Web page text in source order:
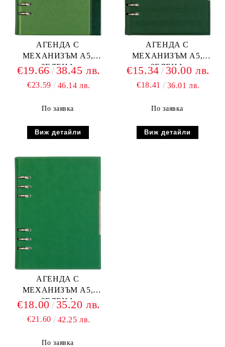
АГЕНДА С
МЕХАНИЗЪМ А5,
ЗЕЛЕНА
€19.66 38.45 лв.
€23.59 46.14 лв.
По заявка
Виж детайли
АГЕНДА С
МЕХАНИЗЪМ А5,
ЗЕЛЕНА
€15.34 30.00 лв.
€18.41 36.01 лв.
По заявка
Виж детайли
АГЕНДА С
МЕХАНИЗЪМ А5,
ЗЕЛЕНА
€18.00 35.20 лв.
€21.60 42.25 лв.
По заявка